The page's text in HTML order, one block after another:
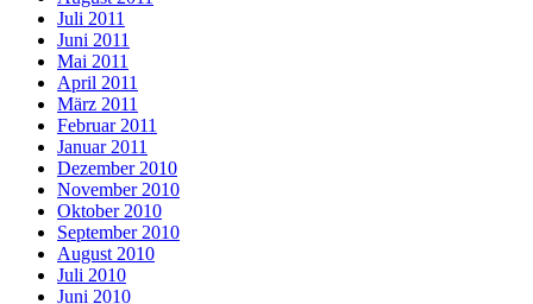
Juli 2011
Juni 2011
Mai 2011
April 2011
März 2011
Februar 2011
Januar 2011
Dezember 2010
November 2010
Oktober 2010
September 2010
August 2010
Juli 2010
Juni 2010